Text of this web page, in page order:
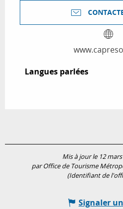
Langues parlées
Langues parlées
Mis à jour le 12 mars
par Office de Tourisme
(Identifiant de
Signaler